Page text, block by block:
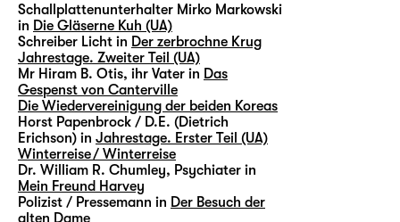
Schallplattenunterhalter Mirko Markowski
in Die Gläserne Kuh (UA)
Schreiber Licht in Der zerbrochne Krug
Jahrestage. Zweiter Teil (UA)
Mr Hiram B. Otis, ihr Vater in Das
Gespenst von Canterville
Die Wiedervereinigung der beiden Koreas
Horst Papenbrock / D.E. (Dietrich
Erichson) in Jahrestage. Erster Teil (UA)
Winterreise / Winterreise
Dr. William R. Chumley, Psychiater in
Mein Freund Harvey
Polizist / Pressemann in Der Besuch der
alten Dame